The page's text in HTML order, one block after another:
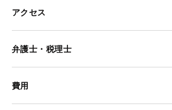
アクセス
弁護士・税理士
費用